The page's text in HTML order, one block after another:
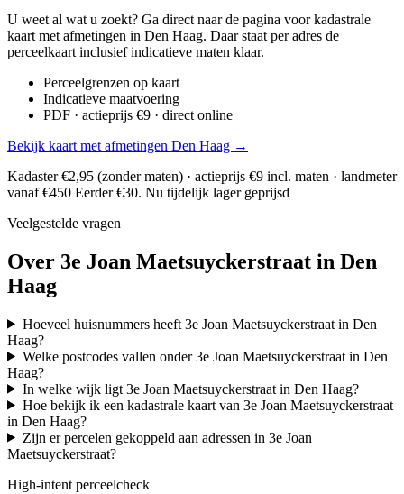
U weet al wat u zoekt? Ga direct naar de pagina voor kadastrale
kaart met afmetingen in Den Haag. Daar staat per adres de
perceelkaart inclusief indicatieve maten klaar.
Perceelgrenzen op kaart
Indicatieve maatvoering
PDF · actieprijs €9 · direct online
Bekijk kaart met afmetingen Den Haag →
Kadaster €2,95 (zonder maten) · actieprijs €9 incl. maten · landmeter
vanaf €450 Eerder €30. Nu tijdelijk lager geprijsd
Veelgestelde vragen
Over 3e Joan Maetsuyckerstraat in Den
Haag
Hoeveel huisnummers heeft 3e Joan Maetsuyckerstraat in Den
Haag?
Welke postcodes vallen onder 3e Joan Maetsuyckerstraat in Den
Haag?
In welke wijk ligt 3e Joan Maetsuyckerstraat in Den Haag?
Hoe bekijk ik een kadastrale kaart van 3e Joan Maetsuyckerstraat
in Den Haag?
Zijn er percelen gekoppeld aan adressen in 3e Joan
Maetsuyckerstraat?
High-intent perceelcheck